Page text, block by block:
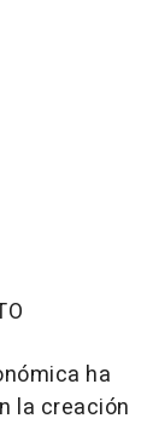
ha
la creación